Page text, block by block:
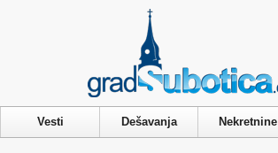
Vesti Dešavanja Nekretnine
Privacy & Cookies Policy